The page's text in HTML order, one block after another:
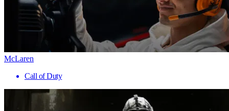
McLaren
Call of Duty